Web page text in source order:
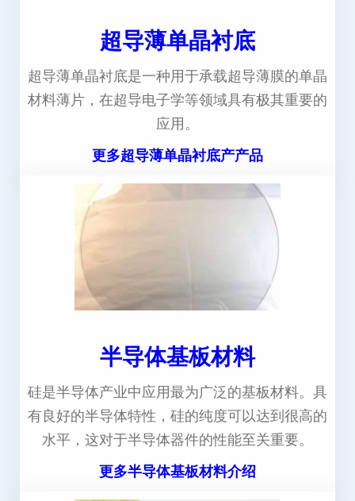
超导薄单晶衬底
超导薄单晶衬底是一种用于承载超导薄膜的单晶
材料薄片，在超导电子学等领域具有极其重要的
应用。
更多超导薄单晶衬底产产品
半导体基板材料
硅是半导体产业中应用最为广泛的基板材料。具
有良好的半导体特性，硅的纯度可以达到很高的
水平，这对于半导体器件的性能至关重要。
更多半导体基板材料介绍